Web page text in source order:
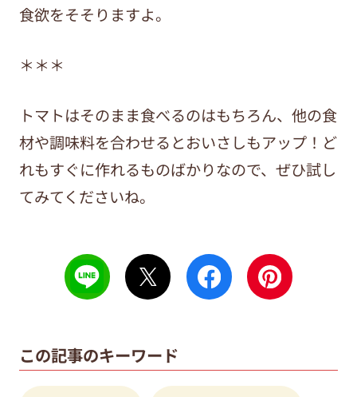
食欲をそそりますよ。
＊＊＊
トマトはそのまま食べるのはもちろん、他の食
材や調味料を合わせるとおいさしもアップ！ど
れもすぐに作れるものばかりなので、ぜひ試し
てみてくださいね。
この記事のキーワード